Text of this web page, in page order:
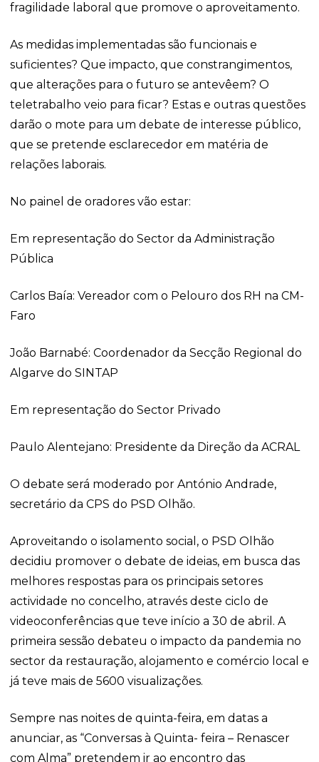
fragilidade laboral que promove o aproveitamento.
As medidas implementadas são funcionais e
suficientes? Que impacto, que constrangimentos,
que alterações para o futuro se antevêem? O
teletrabalho veio para ficar? Estas e outras questões
darão o mote para um debate de interesse público,
que se pretende esclarecedor em matéria de
relações laborais.
No painel de oradores vão estar:
Em representação do Sector da Administração
Pública
Carlos Baía: Vereador com o Pelouro dos RH na CM-
Faro
João Barnabé: Coordenador da Secção Regional do
Algarve do SINTAP
Em representação do Sector Privado
Paulo Alentejano: Presidente da Direção da ACRAL
O debate será moderado por António Andrade,
secretário da CPS do PSD Olhão.
Aproveitando o isolamento social, o PSD Olhão
decidiu promover o debate de ideias, em busca das
melhores respostas para os principais setores
actividade no concelho, através deste ciclo de
videoconferências que teve início a 30 de abril. A
primeira sessão debateu o impacto da pandemia no
sector da restauração, alojamento e comércio local e
já teve mais de 5600 visualizações.
Sempre nas noites de quinta-feira, em datas a
anunciar, as “Conversas à Quinta- feira – Renascer
com Alma” pretendem ir ao encontro das